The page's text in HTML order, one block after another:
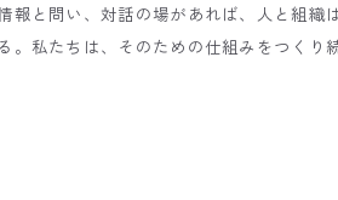
報と問い、対話の場があれば、人と組織
。私たちは、そのための仕組みをつくり